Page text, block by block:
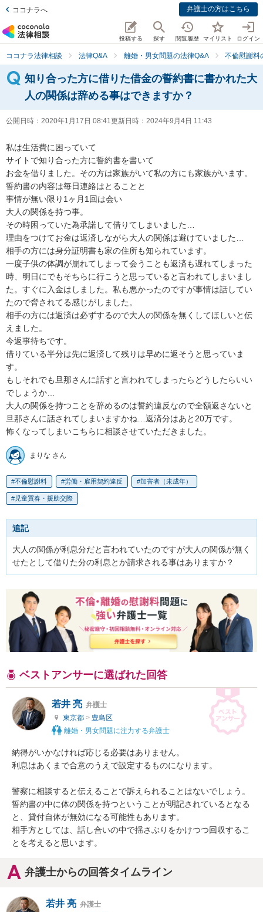
ココナラへ 弁護士の方はこちら
投稿する 探す 閲覧履歴 マイリスト ログイン
ココナラ法律相談 法律Q&A 離婚・男女問題の法律Q&A 不倫慰謝料
知り合った方に借りた借金の誓約書に書かれた大
人の関係は辞める事はできますか？
公開日時： 2020年1月17日 08:41更新日時： 2024年9月4日 11:43
私は生活費に困っていて
サイトで知り合った方に誓約書を書いて
お金を借りました。その方は家族がいて私の方にも家族がいます。
誓約書の内容は毎日連絡はとることと
事情が無い限り1ヶ月1回は会い
大人の関係を持つ事。
その時困っていた為承諾して借りてしまいました…
理由をつけてお金は返済しながら大人の関係は避けていました…
相手の方には身分証明書も家の住所も知られています。
一度子供の体調が崩れてしまって会うことも返済も遅れてしまった
時、明日にでもそちらに行こうと思っていると言われてしまいまし
た。すぐに入金はしました。私も悪かったのですが事情は話してい
たので脅されてる感じがしました。
相手の方には返済は必ずするので大人の関係を無くしてほしいと伝
えました。
今返事待ちです。
借りている半分は先に返済して残りは早めに返そうと思っていま
す。
もしそれでも旦那さんに話すと言われてしまったらどうしたらいい
でしょうか…
大人の関係を持つことを辞めるのは誓約違反なので全額返さないと
旦那さんに話されてしまいますかね…返済分はあと20万です。
怖くなってしまいこちらに相談させていただきました。
まりな さん
不倫慰謝料 労働・雇用契約違反 加害者（未成年）
児童買春・援助交際
追記
大人の関係が利息分だと言われていたのですが大人の関係が無く
せたとして借りた分の利息とか請求される事はありますか？
ベストアンサーに選ばれた回答
若井 亮 弁護士
東京都 > 豊島区
離婚・男女問題に注力する弁護士
納得がいかなければ応じる必要はありません。
利息はあくまで合意のうえで設定するものになります。
警察に相談すると伝えることで訴えられることはないでしょう。
誓約書の中に体の関係を持つということが明記されているとなる
と、貸付自体が無効になる可能性もあります。
相手方としては、話し合いの中で揺さぶりをかけつつ回収するこ
とを考えると思います。
弁護士からの回答タイムライン
若井 亮 弁護士